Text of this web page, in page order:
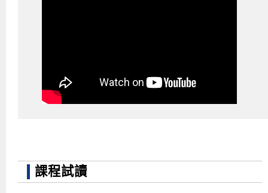
課程試讀